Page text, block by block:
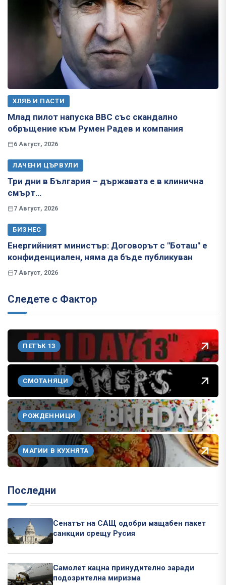
ХЛЯБ И ПАСТИ
Млад пилот напуска ВВС със скандално
обръщение към Румен Радев и компания
6 Август, 2026
ЛАЧЕНИ ЦЪРВУЛИ
Три дни в България – държавата е в клинична
смърт…
7 Август, 2026
БИЗНЕС
Енергийният министър: Договорът с "Боташ" е
конфиденциален, няма да бъде публикуван
7 Август, 2026
Следете с Фактор
ПЕТЪК 13
СМОТАНЯЦИ
РОЖДЕННИЦИ
МАГИИ В КУХНЯТА
Последни
Сенатът на САЩ одобри мащабен пакет
санкции срещу Русия
Самолет кацна принудително заради
подозрителна миризма